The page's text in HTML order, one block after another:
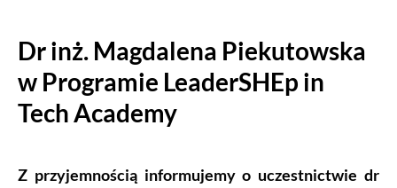
Dr inż. Magdalena Piekutowska
w Programie LeaderSHEp in
Tech Academy
Z przyjemnością informujemy o uczestnictwie dr